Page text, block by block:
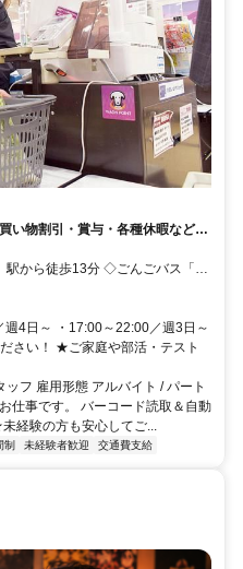
い物割引・賞与・各種休暇など制
から徒歩13分 ◇ごんごバス「マ
4日～ ・17:00～22:00／週3日～
さい！ ★ご家庭や部活・テスト
フ 雇用形態 アルバイト / パート
仕事です。 バーコード読取＆自動
経験の方も安心してご...
制 未経験者歓迎 交通費支給